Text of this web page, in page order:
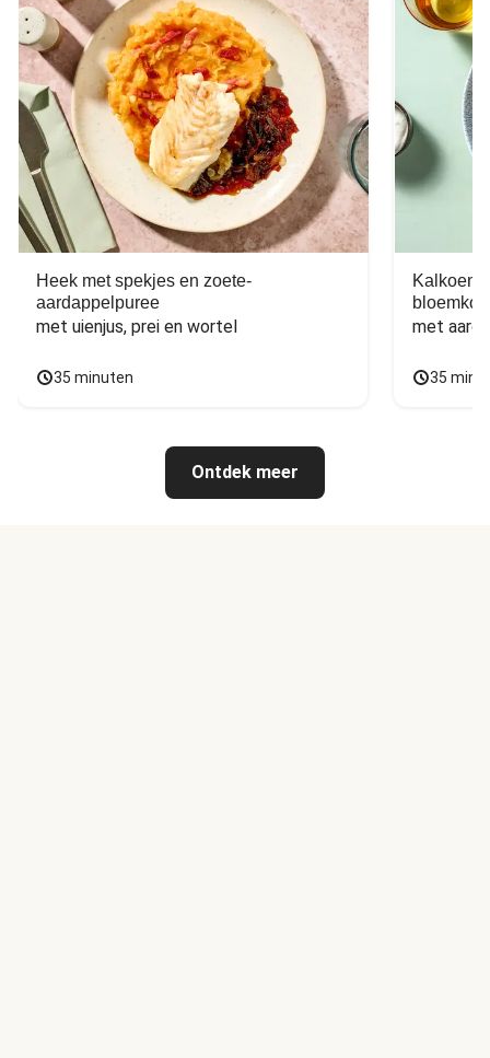
Heek met spekjes en zoete-
aardappelpuree
met uienjus, prei en wortel
35 minuten
Kalkoen
met
35
Ontdek meer